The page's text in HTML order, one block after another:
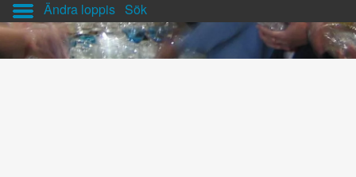
Ändra loppis Sök